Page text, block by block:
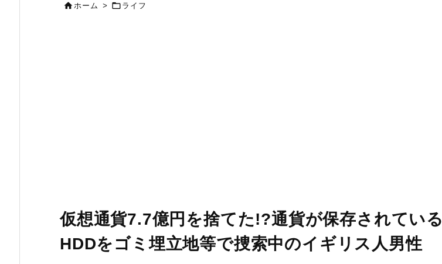
ホーム >  ライフ
仮想通貨7.7億円を捨てた!?通貨が保存されている
HDDをゴミ埋立地等で捜索中のイギリス人男性